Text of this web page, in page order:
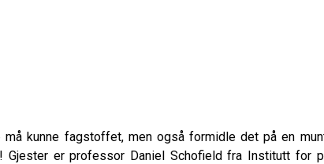
kunne fagstoffet, men også formidle det på en
Gjester er professor Daniel Schofield fra Institutt for